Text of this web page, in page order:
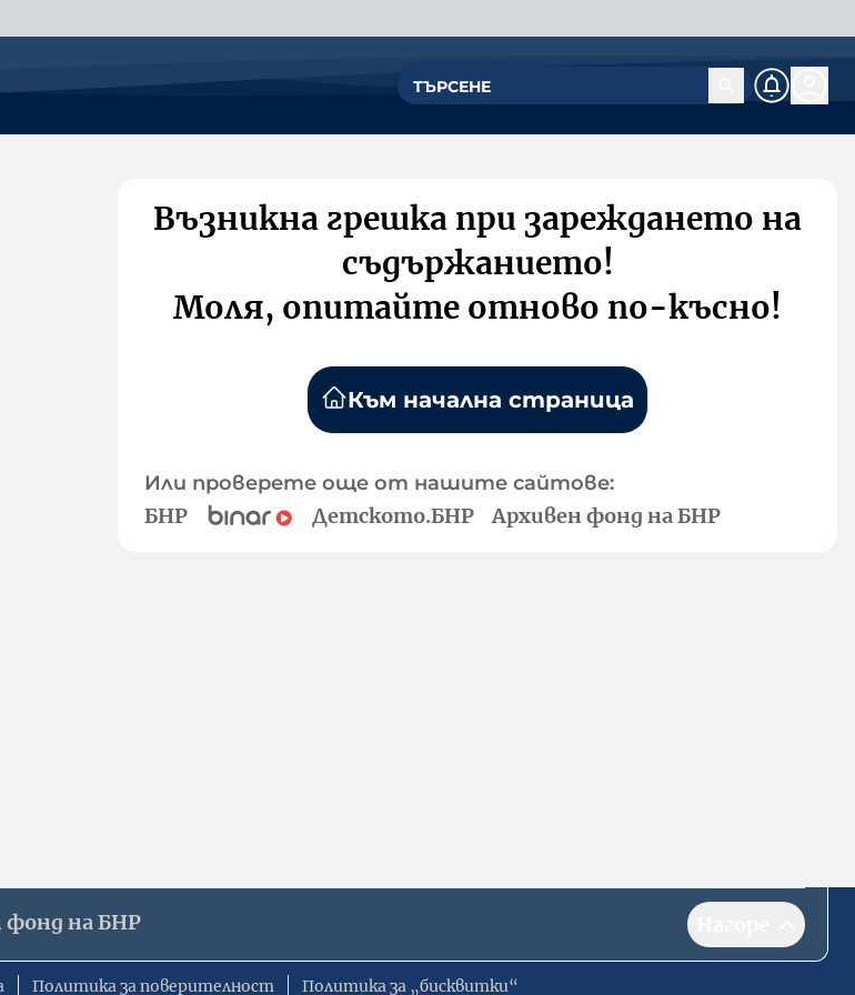
Възникна грешка при зареждането на
съдържанието!
Моля, опитайте отново по-късно!
Към начална страница
Или проверете още от нашите сайтове:
БНР Детското.БНР Архивен фонд на БНР
фонд на БНР
Политика за поверителност Политика за „бисквитки“